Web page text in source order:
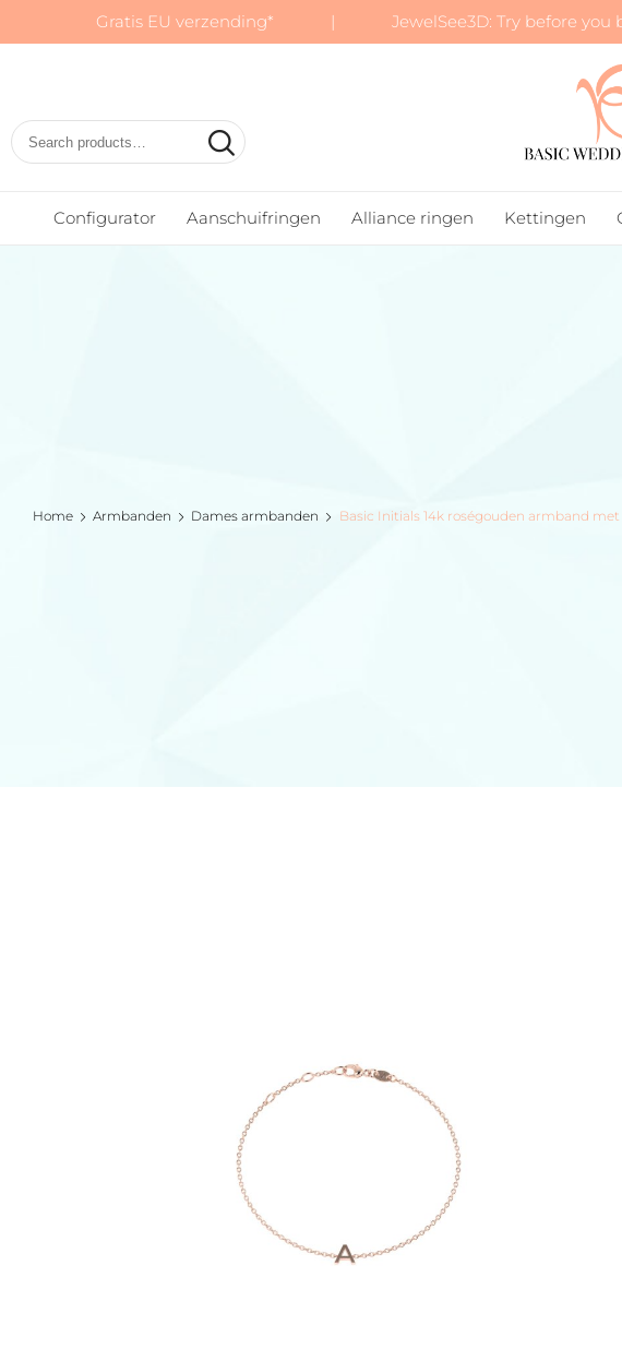
Gratis EU verzending* | JewelSee3D: Try
Configurator Aanschuifringen Alliance ringen Kettingen
Home Armbanden Dames armbanden Basic Initials 14k roségouden armband